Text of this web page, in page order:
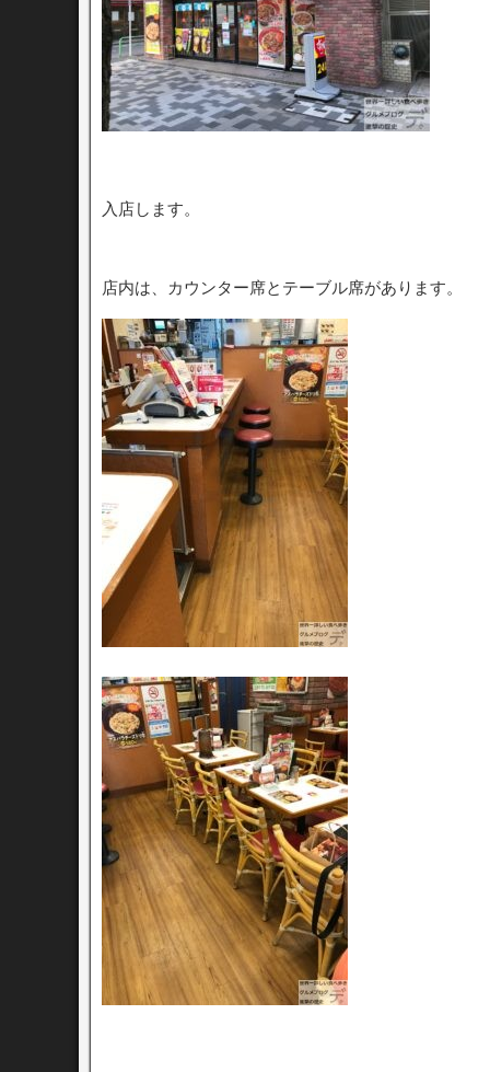
入店します。
店内は、カウンター席とテーブル席があります。